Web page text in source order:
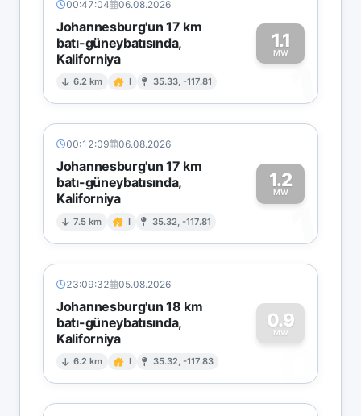
00:47:04 06.08.2026
Johannesburg'un 17 km
batı-güneybatısında,
Kaliforniya
6.2 km I 35.33, -117.81
1.1
MW
1
00:12:09 06.08.2026
Johannesburg'un 17 km
batı-güneybatısında,
Kaliforniya
7.5 km I 35.32, -117.81
1.2
MW
1
23:09:32 05.08.2026
Johannesburg'un 18 km
batı-güneybatısında,
Kaliforniya
6.2 km I 35.32, -117.83
0.9
MW
0